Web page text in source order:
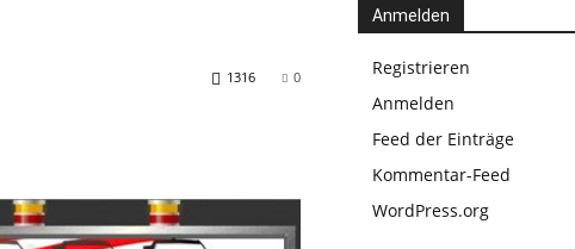
0
1316
Anmelden
Registrieren
Anmelden
Feed der Einträge
Kommentar-Feed
WordPress.org